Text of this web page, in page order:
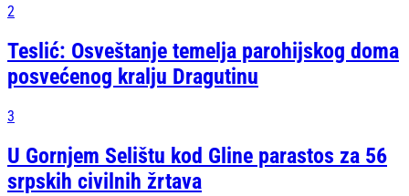
2
Teslić: Osveštanje temelja parohijskog doma
posvećenog kralju Dragutinu
3
U Gornjem Selištu kod Gline parastos za 56
srpskih civilnih žrtava